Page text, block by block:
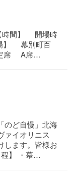
間】 開場時
】 幕別町百
席 A席…
のど自慢」北海
ァイオリニス
します。皆様お
程】 ・幕…